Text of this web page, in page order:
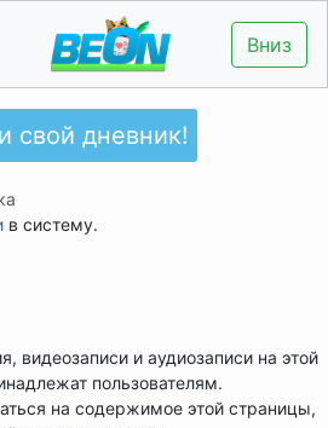
Вниз
свой дневник!
в систему.
видеозаписи и аудиозаписи на этой
пользователям.
на содержимое этой страницы,